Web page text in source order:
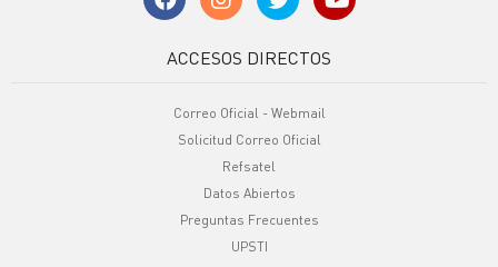
ACCESOS DIRECTOS
Correo Oficial - Webmail
Solicitud Correo Oficial
Refsatel
Datos Abiertos
Preguntas Frecuentes
UPSTI